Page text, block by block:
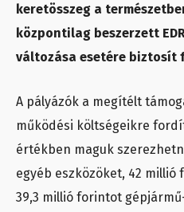
keretösszeg a
központilag beszerzett
változása esetére biztosít
A pályázók a megítélt
működési költségeikre
értékben maguk
egyéb eszközöket, 42
39,3 millió forintot